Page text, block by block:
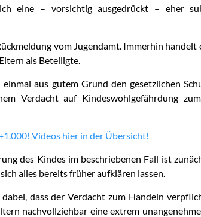
eine – vorsichtig ausgedrückt – eher
vom Jugendamt. Immerhin handelt
als Beteiligte.
aus gutem Grund den gesetzlichen
Verdacht auf Kindeswohlgefährdung
Videos hier in der Übersicht!
des Kindes im beschriebenen Fall ist
alles bereits früher aufklären lassen.
dass der Verdacht zum Handeln
nachvollziehbar eine extrem